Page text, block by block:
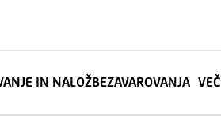
IN NALOŽBEZAVAROVANJA VEČ